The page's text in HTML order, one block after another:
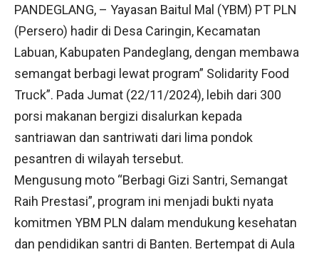
PANDEGLANG, – Yayasan Baitul Mal (YBM) PT PLN
(Persero) hadir di Desa Caringin, Kecamatan
Labuan, Kabupaten Pandeglang, dengan membawa
semangat berbagi lewat program” Solidarity Food
Truck”. Pada Jumat (22/11/2024), lebih dari 300
porsi makanan bergizi disalurkan kepada
santriawan dan santriwati dari lima pondok
pesantren di wilayah tersebut.
Mengusung moto “Berbagi Gizi Santri, Semangat
Raih Prestasi”, program ini menjadi bukti nyata
komitmen YBM PLN dalam mendukung kesehatan
dan pendidikan santri di Banten. Bertempat di Aula